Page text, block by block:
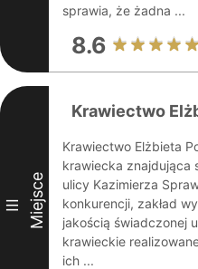
sprawia, że żadna ...
8.6
III Miejsce
Krawiectwo
Krawiectwo Elżbieta
krawiecka znajdująca
ulicy Kazimierza
konkurencji, zakład
jakością świadczonej
krawieckie
ich ...